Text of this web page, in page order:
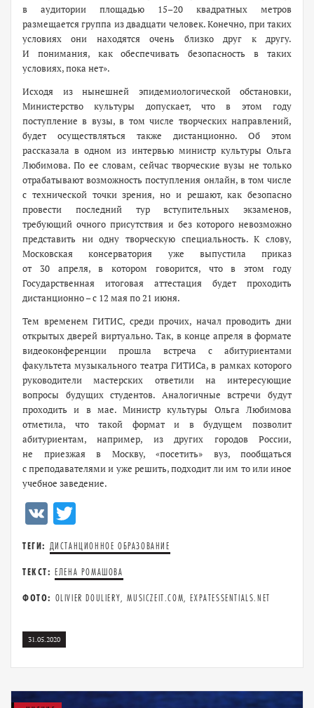
в аудитории площадью 15–20 квадратных метров
размещается группа из двадцати человек. Конечно, при таких
условиях они находятся очень близко друг к другу.
И понимания, как обеспечивать безопасность в таких
условиях, пока нет».
Исходя из нынешней эпидемиологической обстановки,
Министерство культуры допускает, что в этом году
поступление в вузы, в том числе творческих направлений,
будет осуществляться также дистанционно. Об этом
рассказала в одном из интервью министр культуры Ольга
Любимова. По ее словам, сейчас творческие вузы не только
отрабатывают возможность поступления онлайн, в том числе
с технической точки зрения, но и решают, как безопасно
провести последний тур вступительных экзаменов,
требующий очного присутствия и без которого невозможно
представить ни одну творческую специальность. К слову,
Московская консерватория уже выпустила приказ
от 30 апреля, в котором говорится, что в этом году
Государственная итоговая аттестация будет проходить
дистанционно – с 12 мая по 21 июня.
Тем временем ГИТИС, среди прочих, начал проводить дни
открытых дверей виртуально. Так, в конце апреля в формате
видеоконференции прошла встреча с абитуриентами
факультета музыкального театра ГИТИСа, в рамках которого
руководители мастерских ответили на интересующие
вопросы будущих студентов. Аналогичные встречи будут
проходить и в мае. Министр культуры Ольга Любимова
отметила, что такой формат и в будущем позволит
абитуриентам, например, из других городов России,
не приезжая в Москву, «посетить» вуз, пообщаться
с преподавателями и уже решить, подходит ли им то или иное
учебное заведение.
VK
ТЕГИ: ДИСТАНЦИОННОЕ ОБРАЗОВАНИЕ
ТЕКСТ: ЕЛЕНА РОМАШОВА
ФОТО: OLIVIER DOULIERY, MUSICZEIT.COM, EXPATESSENTIALS.NET
31.05.2020